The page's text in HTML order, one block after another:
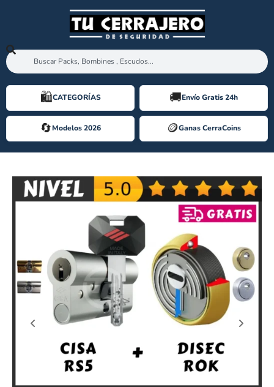
🛍️️CATEGORÍAS 🚚Envío Gratis 24h
🔄Modelos 2026 🪙️Ganas CerraCoins